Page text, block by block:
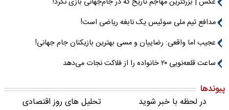
مدافع تیم ملی سوئیس یک نابغه ریاضی است!
عجیب اما واقعی: رضاییان و مسی بهترین بازیکنان جام جهانی!
ساعت قلعه‌نویی ۲۰ خانواده را از فلاکت نجات می‌دهد
پیوندها
در لحظه با خبر شوید
تحلیل های روز اقتصادی